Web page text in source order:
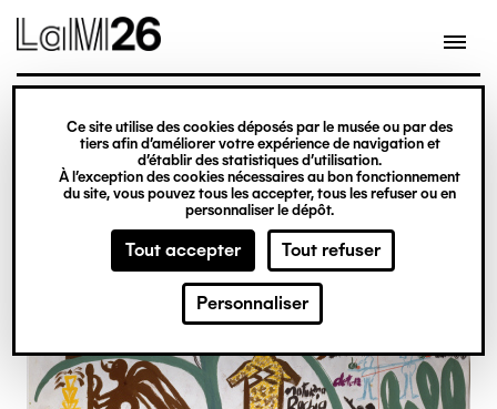
Gestion des cookies
Ce site utilise des cookies déposés par le musée ou par des
tiers afin d’améliorer votre expérience de navigation et
d’établir des statistiques d’utilisation.
À l’exception des cookies nécessaires au bon fonctionnement
du site, vous pouvez tous les accepter, tous les refuser ou en
personnaliser le dépôt.
Tout accepter Tout refuser
Personnaliser
contenu